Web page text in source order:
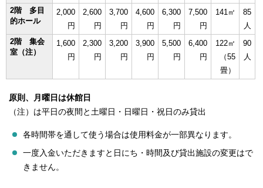
2階 多目
的ホール
2,000
円
2,600
円
3,700
円
4,600
円
6,300
円
7,500
円
141㎡
85
人
2階 集会
室（注）
1,600
円
2,300
円
3,200
円
3,900
円
5,500
円
6,400
円
122㎡
（55
畳）
90
人
原則、月曜日は休館日
（注）は平日の夜間と土曜日・日曜日・祝日のみ貸出
各時間帯を通して使う場合は使用料金が一部異なります。
一度入金いただきますと日にち・時間及び貸出施設の変更はで
きません。